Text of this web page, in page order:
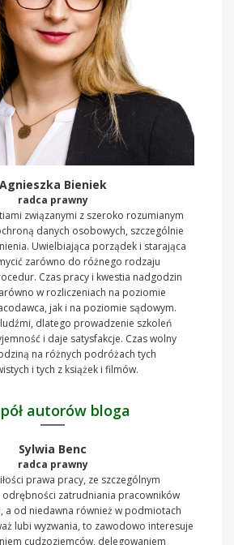
Agnieszka Bieniek
radca prawny
związanymi z szeroko rozumianym
danych osobowych, szczególnie
Uwielbiająca porządek i starająca
zarówno do różnego rodzaju
Czas pracy i kwestia nadgodzin
w rozliczeniach na poziomie
jak i na poziomie sądowym.
dlatego prowadzenie szkoleń
i daje satysfakcje. Czas wolny
na różnych podróżach tych
i tych z książek i filmów.
autorów bloga
Sylwia Benc
radca prawny
prawa pracy, ze szczególnym
odrębności zatrudniania pracowników
a od niedawna również w podmiotach
lubi wyzwania, to zawodowo interesuje
cudzoziemców, delegowaniem